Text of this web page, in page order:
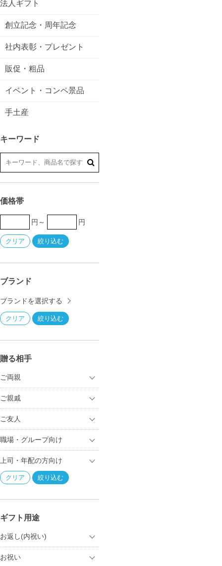
法人ギフト
創立記念・周年記念
社内表彰・プレゼント
販促・粗品
イベント・コンペ景品
手土産
キーワード
価格帯
円～ 円
ブランド
ブランドを選択する
贈る相手
ご両親
ご親戚
ご友人
職場・グループ向け
上司・年配の方向け
ギフト用途
お返し(内祝い)
お祝い